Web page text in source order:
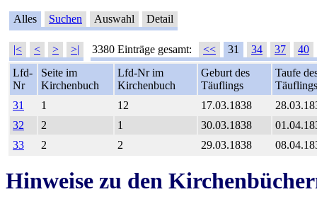
Alles Suchen Auswahl Detail
|< < > >| 3380 Einträge gesamt: << 31 34 37
40
Lfd-
Nr
Seite im
Kirchenbuch
Lfd-Nr im
Kirchenbuch
Geburt des
Täuflings
Taufe
Täuflings
31
1 12 17.03.1838
32
2 1 30.03.1838
33
2 2 29.03.1838
Hinweise zu den